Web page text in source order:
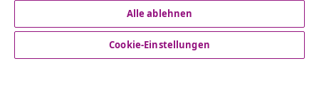
Alle ablehnen
Cookie-Einstellungen